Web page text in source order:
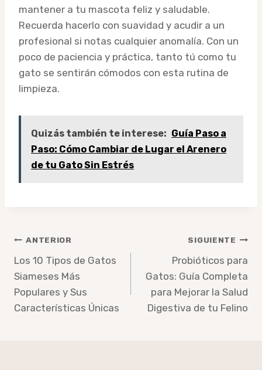
mantener a tu mascota feliz y saludable.
Recuerda hacerlo con suavidad y acudir a un
profesional si notas cualquier anomalía. Con un
poco de paciencia y práctica, tanto tú como tu
gato se sentirán cómodos con esta rutina de
limpieza.
Quizás también te interese: Guía Paso a
Paso: Cómo Cambiar de Lugar el Arenero
de tu Gato Sin Estrés
Navegación
de
entradas
ANTERIOR
Los 10 Tipos de Gatos
Siameses Más
Populares y Sus
Características Únicas
SIGUIENTE
Probióticos para
Gatos: Guía Completa
para Mejorar la Salud
Digestiva de tu Felino